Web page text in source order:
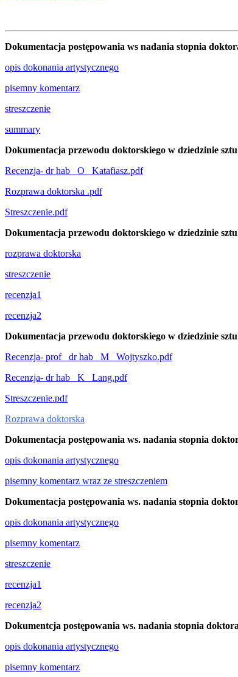
Dokumentacja postępowania ws nadania stopnia
opis dokonania artystycznego
pisemny komentarz
streszczenie
summary
Dokumentacja przewodu doktorskiego w dziedzinie
Recenzja- dr hab_ O_ Katafiasz.pdf
Rozprawa doktorska .pdf
Streszczenie.pdf
Dokumentacja przewodu doktorskiego w dziedzinie
rozprawa doktorska
streszczenie
recenzja1
recenzja2
Dokumentacja przewodu doktorskiego w dziedzinie
Recenzja- prof_ dr hab_ M_ Wojtyszko.pdf
Recenzja- dr hab_ K_ Lang.pdf
Streszczenie.pdf
Rozprawa doktorska
Dokumentacja postępowania ws. nadania stopnia
opis dokonania artystycznego
pisemny komentarz wraz ze streszczeniem
Dokumentacja postępowania ws. nadania stopnia
opis dokonania artystycznego
pisemny komentarz
streszczenie
recenzja1
recenzja2
Dokumentcja postępowania ws. nadania stopnia
opis dokonania artystycznego
pisemny komentarz